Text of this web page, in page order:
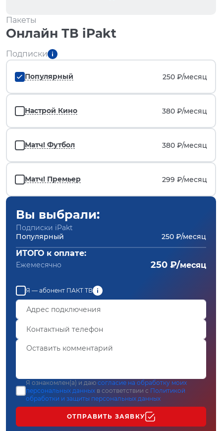
Пакеты
Онлайн ТВ iPakt
Подписки
Популярный 250 ₽/месяц
Настрой Кино 380 ₽/месяц
Матч! Футбол 380 ₽/месяц
Матч! Премьер 299 ₽/месяц
Вы выбрали:
Подписки iPakt
Популярный
250 ₽/месяц
ИТОГО к оплате:
Ежемесячно 250 ₽/месяц
Я — абонент ПАКТ ТВ
Я ознакомлен(а) и даю согласие на обработку моих
персональных данных в соответствии с Политикой
обработки и защиты персональных данных
ОТПРАВИТЬ ЗАЯВКУ